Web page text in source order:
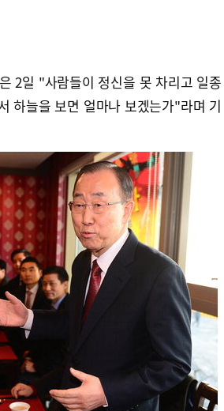
2일 "사람들이 정신을 못 차리고 일종
하늘을 보면 얼마나 보겠는가"라며 기